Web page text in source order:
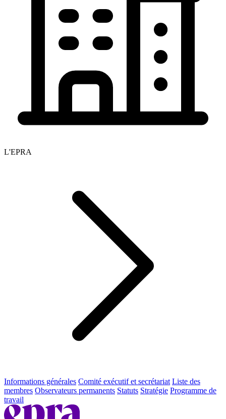
L'EPRA
Informations générales Comité exécutif et secrétariat Liste des
membres Observateurs permanents Statuts Stratégie Programme de
travail